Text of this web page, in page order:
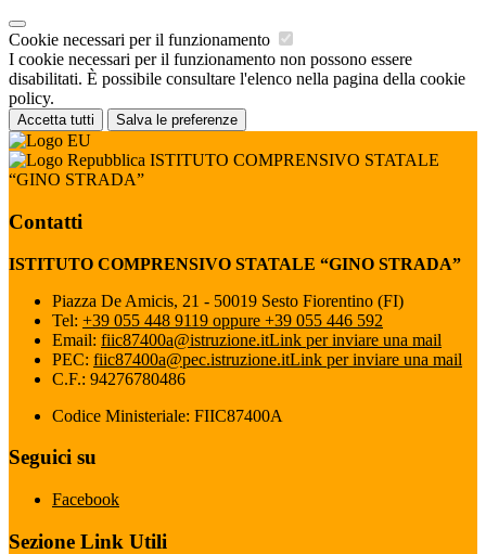
Cookie necessari per il funzionamento
I cookie necessari per il funzionamento non possono essere
disabilitati. È possibile consultare l'elenco nella pagina della cookie
policy.
Accetta tutti Salva le preferenze
ISTITUTO COMPRENSIVO STATALE
“GINO STRADA”
Contatti
ISTITUTO COMPRENSIVO STATALE “GINO STRADA”
Piazza De Amicis, 21 - 50019 Sesto Fiorentino (FI)
Tel: +39 055 448 9119 oppure +39 055 446 592
Email: fiic87400a@istruzione.itLink per inviare una mail
PEC: fiic87400a@pec.istruzione.itLink per inviare una mail
C.F.: 94276780486
Codice Ministeriale: FIIC87400A
Seguici su
Facebook
Sezione Link Utili